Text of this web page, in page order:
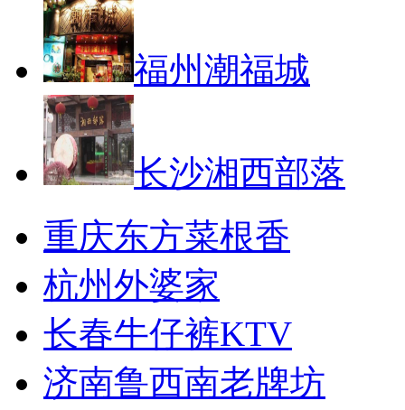
福州潮福城
长沙湘西部落
重庆东方菜根香
杭州外婆家
长春牛仔裤KTV
济南鲁西南老牌坊